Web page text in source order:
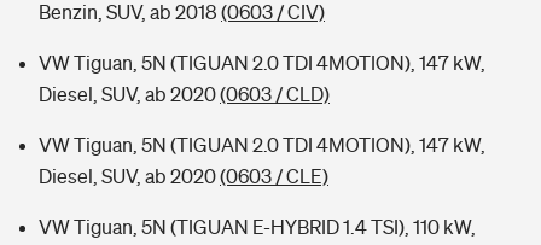
Benzin, SUV, ab 2018 (0603 / CIV)
VW Tiguan, 5N (TIGUAN 2.0 TDI 4MOTION), 147 kW,
Diesel, SUV, ab 2020(0603 / CLD)
VW Tiguan, 5N (TIGUAN 2.0 TDI 4MOTION), 147 kW,
Diesel, SUV, ab 2020(0603 / CLE)
VW Tiguan, 5N (TIGUAN E-HYBRID 1.4 TSI), 110 kW,